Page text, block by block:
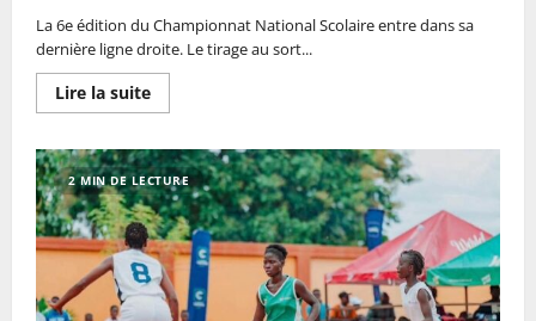
La 6e édition du Championnat National Scolaire entre dans sa
dernière ligne droite. Le tirage au sort...
Lire la suite
2 MIN DE LECTURE